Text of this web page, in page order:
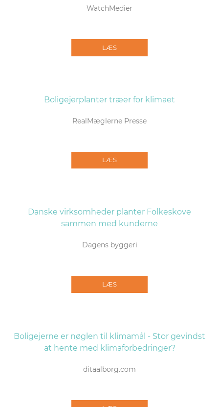
WatchMedier
LÆS
Boligejerplanter træer for klimaet
RealMæglerne Presse
LÆS
Danske virksomheder planter Folkeskove
sammen med kunderne
Dagens byggeri
LÆS
Boligejerne er nøglen til klimamål - Stor gevindst
at hente med klimaforbedringer?
ditaalborg.com